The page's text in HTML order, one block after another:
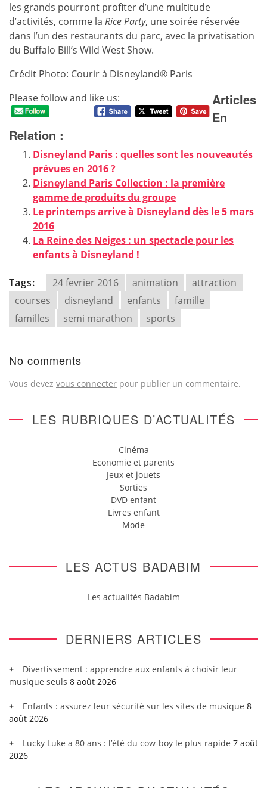
les grands pourront profiter d’une multitude
d’activités, comme la Rice Party, une soirée réservée
dans l’un des restaurants du parc, avec la privatisation
du Buffalo Bill’s Wild West Show.
Crédit Photo: Courir à Disneyland® Paris
Please follow and like us:
Articles
En
Relation :
Disneyland Paris : quelles sont les nouveautés
prévues en 2016 ?
Disneyland Paris Collection : la première
gamme de produits du groupe
Le printemps arrive à Disneyland dès le 5 mars
2016
La Reine des Neiges : un spectacle pour les
enfants à Disneyland !
Tags: 24 fevrier 2016 animation
attraction
courses
disneyland enfants
famille
familles
semi marathon sports
No comments
Vous devez vous connecter pour publier un commentaire.
LES RUBRIQUES D’ACTUALITÉS
Cinéma
Economie et parents
Jeux et jouets
Sorties
DVD enfant
Livres enfant
Mode
LES ACTUS BADABIM
Les actualités Badabim
DERNIERS ARTICLES
Divertissement : apprendre aux enfants à choisir leur
musique seuls 8 août 2026
Enfants : assurez leur sécurité sur les sites de musique 8
août 2026
Lucky Luke a 80 ans : l’été du cow-boy le plus rapide 7 août
2026